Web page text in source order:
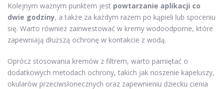
Kolejnym ważnym punktem jest powtarzanie aplikacji co
dwie godziny, a także za każdym razem po kąpieli lub spoceniu
się. Warto również zainwestować w kremy wodoodporne, które
zapewniają dłuższą ochronę w kontakcie z wodą.
Oprócz stosowania kremów z filtrem, warto pamiętać o
dodatkowych metodach ochrony, takich jak noszenie kapeluszy,
okularów przeciwsłonecznych oraz zapewnieniu dziecku cienia